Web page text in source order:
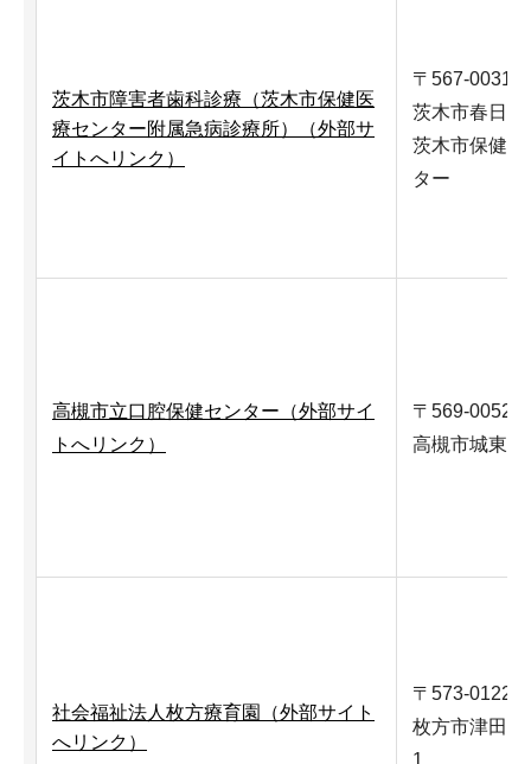
茨木市障害者歯科診療（茨木市保健医
療センター附属急病診療所）（外部サ
イトへリンク）
〒567-0031
茨木市春日3-
茨木市保健医
ター
高槻市立口腔保健センター（外部サイ
トへリンク）
〒569-0052
高槻市城東町
社会福祉法人枚方療育園（外部サイト
へリンク）
〒573-0122
枚方市津田東
1